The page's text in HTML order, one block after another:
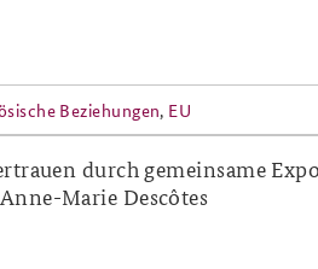
Beziehungen, EU
durch gemeinsame
Marie Descôtes